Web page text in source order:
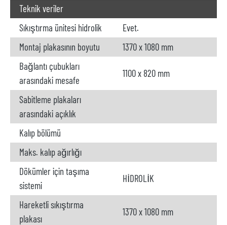
Teknik veriler
Sıkıştırma ünitesi hidrolik
Evet.
Montaj plakasının boyutu
1370 x 1080 mm
Bağlantı çubukları
arasındaki mesafe
1100 x 820 mm
Sabitleme plakaları
arasındaki açıklık
Kalıp bölümü
Maks. kalıp ağırlığı
Dökümler için taşıma
sistemi
HİDROLİK
Hareketli sıkıştırma
plakası
1370 x 1080 mm